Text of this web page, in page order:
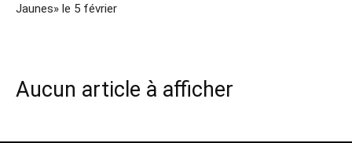
Jaunes» le 5 février
Aucun article à afficher